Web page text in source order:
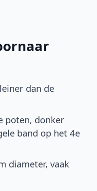
dan de
poten, donker
band op het 4e
diameter, vaak